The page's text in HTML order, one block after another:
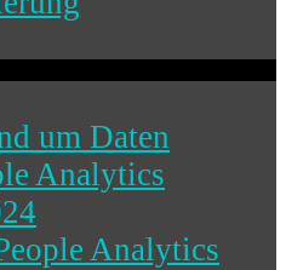
um Daten
Analytics
Analytics